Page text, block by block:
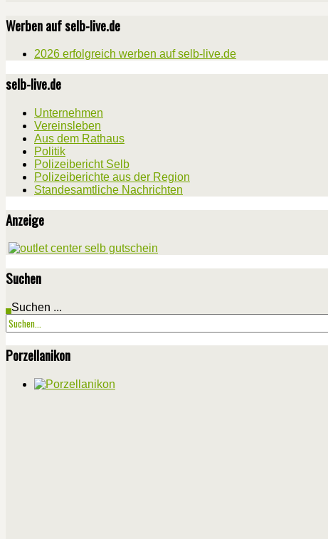
Werben auf selb-live.de
2026 erfolgreich werben auf selb-live.de
selb-live.de
Unternehmen
Vereinsleben
Aus dem Rathaus
Politik
Polizeibericht Selb
Polizeiberichte aus der Region
Standesamtliche Nachrichten
Anzeige
Suchen
Suchen ...
Porzellanikon